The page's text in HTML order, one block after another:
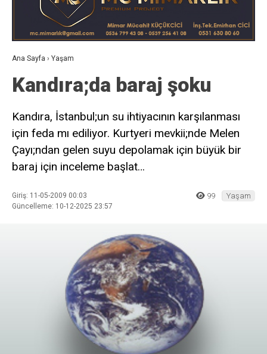
Ana Sayfa › Yaşam
Kandıra;da baraj şoku
Kandıra, İstanbul;un su ihtiyacının karşılanması
için feda mı ediliyor. Kurtyeri mevkii;nde Melen
Çayı;ndan gelen suyu depolamak için büyük bir
baraj için inceleme başlat…
Giriş: 11-05-2009 00:03
Güncelleme: 10-12-2025 23:57
99 Yaşam